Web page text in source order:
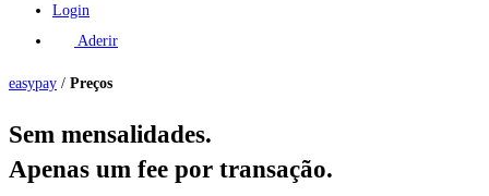
Login
Aderir
easypay / Preços
Sem mensalidades.
Apenas um fee por transação.